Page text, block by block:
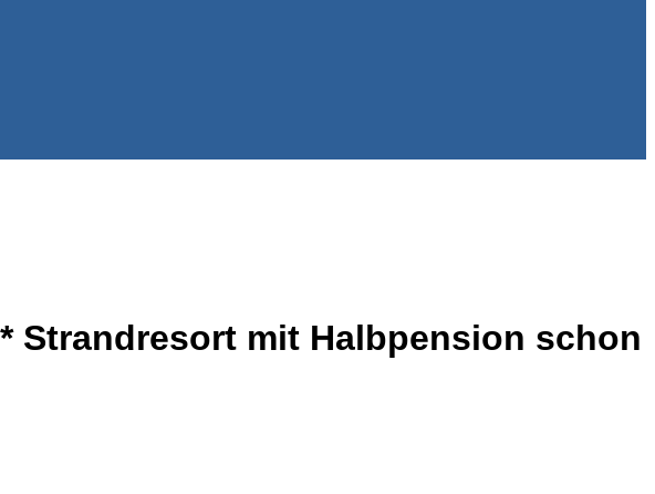
Strandresort mit Halbpension schon